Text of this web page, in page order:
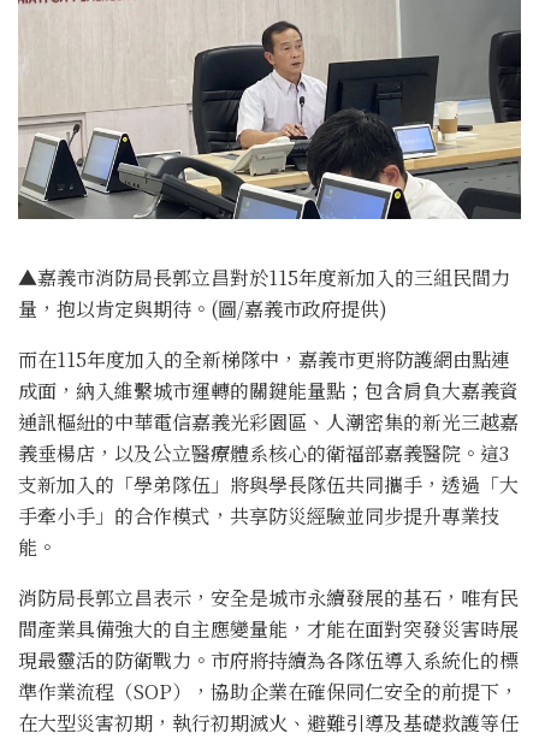
▲嘉義市消防局長郭立昌對於115年度新加入的三組民間力
量，抱以肯定與期待。(圖/嘉義市政府提供)
而在115年度加入的全新梯隊中，嘉義市更將防護網由點連
成面，納入維繫城市運轉的關鍵能量點；包含肩負大嘉義資
通訊樞紐的中華電信嘉義光彩園區、人潮密集的新光三越嘉
義垂楊店，以及公立醫療體系核心的衛福部嘉義醫院。這3
支新加入的「學弟隊伍」將與學長隊伍共同攜手，透過「大
手牽小手」的合作模式，共享防災經驗並同步提升專業技
能。
消防局長郭立昌表示，安全是城市永續發展的基石，唯有民
間產業具備強大的自主應變量能，才能在面對突發災害時展
現最靈活的防衛戰力。市府將持續為各隊伍導入系統化的標
準作業流程（SOP），協助企業在確保同仁安全的前提下，
在大型災害初期，執行初期滅火、避難引導及基礎救護等任